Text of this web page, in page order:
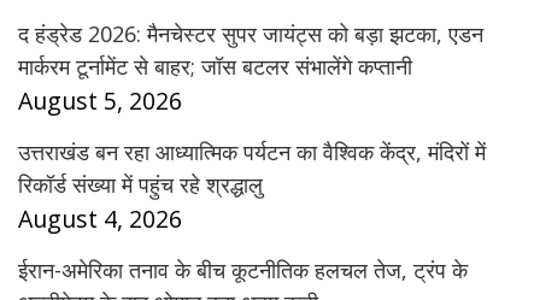
द हंड्रेड 2026: मैनचेस्टर सुपर जायंट्स को बड़ा झटका, एडन
मार्करम टूर्नामेंट से बाहर; जॉस बटलर संभालेंगे कप्तानी
August 5, 2026
उत्तराखंड बन रहा आध्यात्मिक पर्यटन का वैश्विक केंद्र, मंदिरों में
रिकॉर्ड संख्या में पहुंच रहे श्रद्धालु
August 4, 2026
ईरान-अमेरिका तनाव के बीच कूटनीतिक हलचल तेज, ट्रंप के